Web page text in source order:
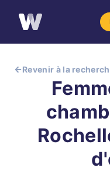
Revenir à la